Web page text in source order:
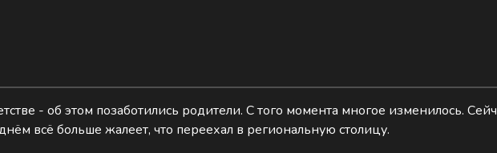
- об этом позаботились родители. С того момента многое изменилось.
всё больше жалеет, что переехал в региональную столицу.